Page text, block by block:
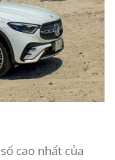
cao nhất của